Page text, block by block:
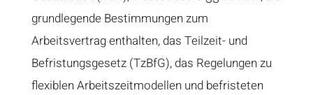
grundlegende Bestimmungen zum
Arbeitsvertrag enthalten, das Teilzeit- und
Befristungsgesetz (TzBfG), das Regelungen zu
flexiblen Arbeitszeitmodellen und befristeten